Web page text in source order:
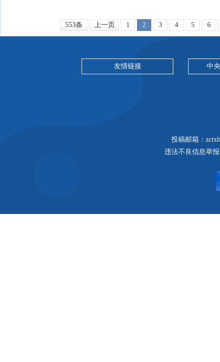
553条 上一页 1 2 3 4 5 6
友情链接 中
投稿邮箱：
违法不良信息举报